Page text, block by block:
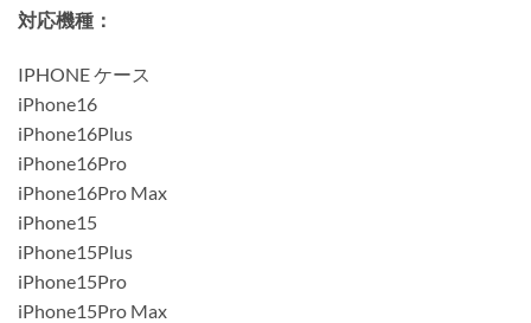
対応機種：
IPHONE ケース
iPhone16
iPhone16Plus
iPhone16Pro
iPhone16Pro Max
iPhone15
iPhone15Plus
iPhone15Pro
iPhone15Pro Max